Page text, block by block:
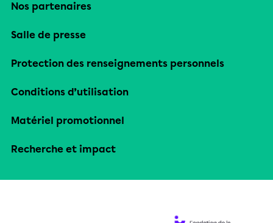
Nos partenaires
Salle de presse
Protection des renseignements personnels
Conditions d’utilisation
Matériel promotionnel
Recherche et impact